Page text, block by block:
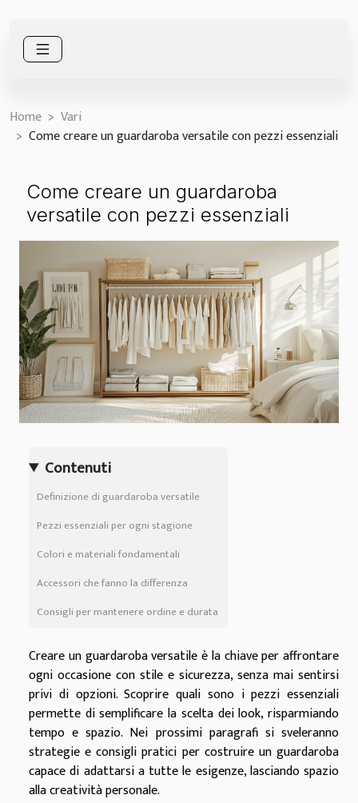
Home
Vari
Come creare un guardaroba versatile con pezzi essenziali
Come creare un guardaroba
versatile con pezzi essenziali
Contenuti
Definizione di guardaroba versatile
Pezzi essenziali per ogni stagione
Colori e materiali fondamentali
Accessori che fanno la differenza
Consigli per mantenere ordine e durata
Creare un guardaroba versatile è la chiave per affrontare
ogni occasione con stile e sicurezza, senza mai sentirsi
privi di opzioni. Scoprire quali sono i pezzi essenziali
permette di semplificare la scelta dei look, risparmiando
tempo e spazio. Nei prossimi paragrafi si sveleranno
strategie e consigli pratici per costruire un guardaroba
capace di adattarsi a tutte le esigenze, lasciando spazio
alla creatività personale.